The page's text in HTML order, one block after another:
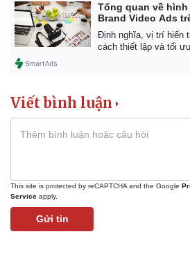
Tổng quan về
Brand Video Ads
Định nghĩa, vị trí hiển
cách thiết lập và tối
Viết bình luận
This site is protected by reCAPTCHA and the Google
Service apply.
Gửi tin